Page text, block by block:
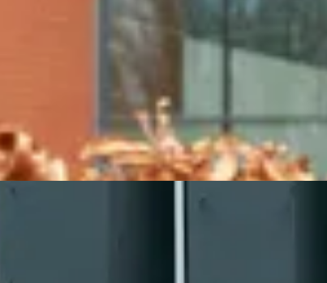
Με υποδομές φόρτισης στον χώρο σας,